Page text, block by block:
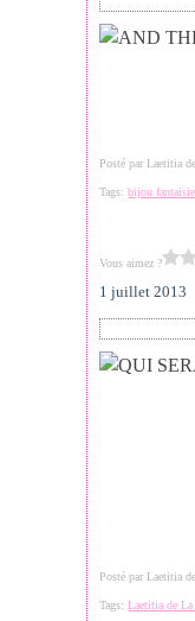
Posté par Laetitia
Tags:bijou fantaisie
Vous aimez ?
1 juillet 2013
Posté par Laetitia
Tags:Laetitia de